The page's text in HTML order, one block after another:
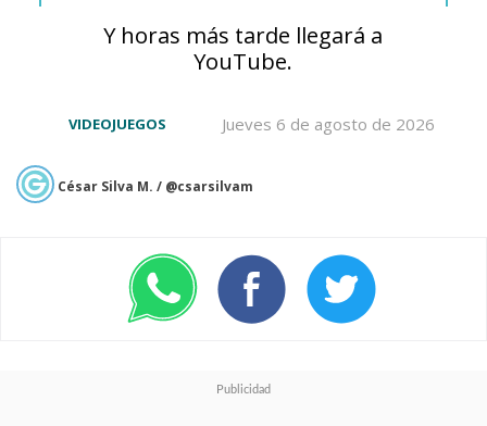
Battle Simulatorofrece una
Y horas más tarde llegará a
YouTube.
Jueves 6 de agosto de 2026
VIDEOJUEGOS
César Silva M. / @csarsilvam